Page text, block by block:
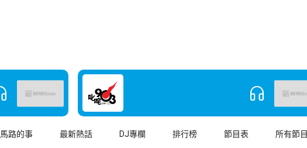
馬路的事 最新熱話 DJ專欄 排行榜 節目表 所有節目